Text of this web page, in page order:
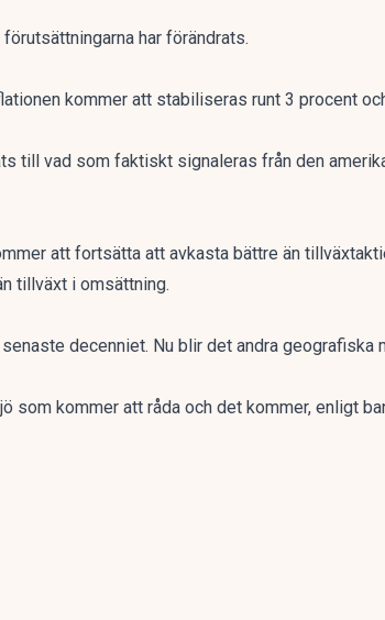
har förändrats.
kommer att stabiliseras runt 3 procent
till vad som faktiskt signaleras från den
att fortsätta att avkasta bättre än
tillväxt i omsättning.
decenniet. Nu blir det andra geografiska
som kommer att råda och det kommer, enligt